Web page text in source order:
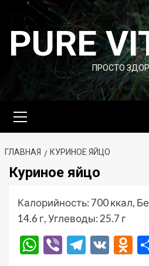
Перейти
содержимому
PURE
ПРОСТО
меню
ГЛАВНАЯ КУРИНОЕ ЯЙЦО
Куриное яйцо
Калорийность: 700 ккал,
14.6 г, Углеводы: 25.7 г
WhatsApp
Viber VK